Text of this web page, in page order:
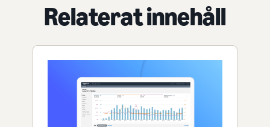
Relaterat innehåll